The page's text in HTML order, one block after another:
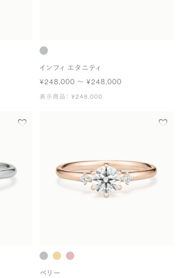
インフィ エタニティ
¥248,000 〜 ¥248,000
表示商品： ¥248,000
ベリー